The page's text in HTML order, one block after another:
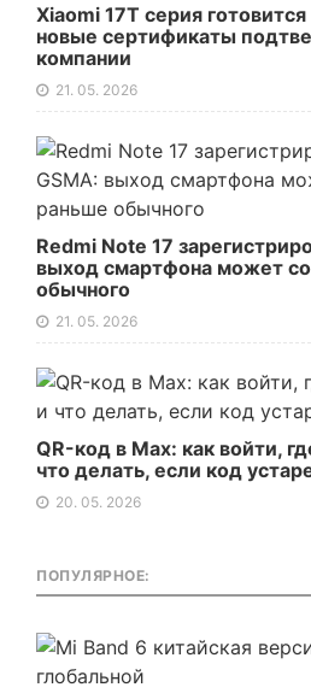
Xiaomi 17T серия
новые сертификаты
компании
21. 05. 2026
Redmi Note 17
выход смартфона может
обычного
21. 05. 2026
QR-код в Max: как войти,
что делать, если код
20. 05. 2026
ПОПУЛЯРНОЕ: